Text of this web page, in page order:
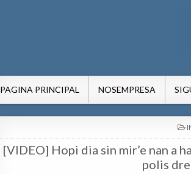
PAGINA PRINCIPAL NOSEMPRESA
[VIDEO] Hopi dia sin mir’e nan a
polis